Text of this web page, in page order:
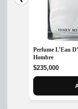
Perfume L’Eau
Hombre
$235,000